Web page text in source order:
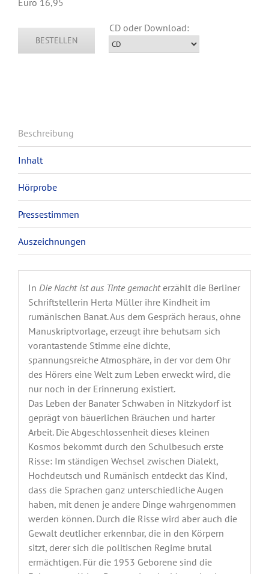
Euro 16,95
BESTELLEN
Beschreibung
Inhalt
Hörprobe
Pressestimmen
Auszeichnungen
In Die Nacht ist aus Tinte gemachterzählt die Berliner
Schriftstellerin Herta Müller ihre Kindheit im
rumänischen Banat. Aus dem Gespräch heraus, ohne
Manuskriptvorlage, erzeugt ihre behutsam sich
vorantastende Stimme eine dichte,
spannungsreiche Atmosphäre, in der vor dem Ohr
des Hörers eine Welt zum Leben erweckt wird, die
nur noch in der Erinnerung existiert.
Das Leben der Banater Schwaben in Nitzkydorf ist
geprägt von bäuerlichen Bräuchen und harter
Arbeit. Die Abgeschlossenheit dieses kleinen
Kosmos bekommt durch den Schulbesuch erste
Risse: Im ständigen Wechsel zwischen Dialekt,
Hochdeutsch und Rumänisch entdeckt das Kind,
dass die Sprachen ganz unterschiedliche Augen
haben, mit denen je andere Dinge wahrgenommen
werden können. Durch die Risse wird aber auch die
Gewalt deutlicher erkennbar, die in den Körpern
sitzt, derer sich die politischen Regime brutal
ermächtigen. Für die 1953 Geborene sind die